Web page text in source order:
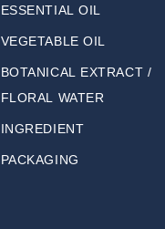
ESSENTIAL OIL
VEGETABLE OIL
BOTANICAL EXTRACT /
FLORAL WATER
INGREDIENT
PACKAGING